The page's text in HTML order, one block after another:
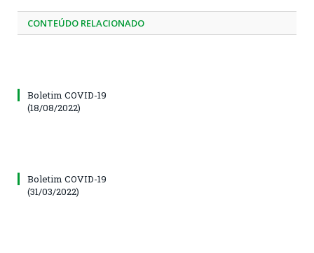
CONTEÚDO RELACIONADO
Boletim COVID-19
(18/08/2022)
Boletim COVID-19
(31/03/2022)